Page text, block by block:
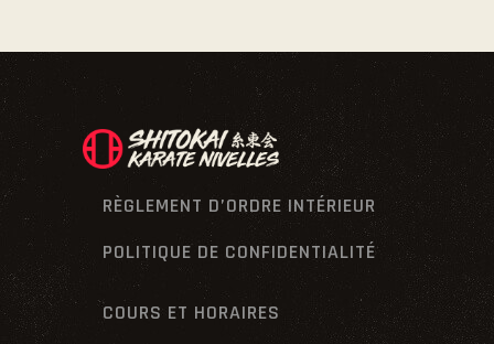
RÈGLEMENT D’ORDRE INTÉRIEUR
POLITIQUE DE CONFIDENTIALITÉ
COURS ET HORAIRES